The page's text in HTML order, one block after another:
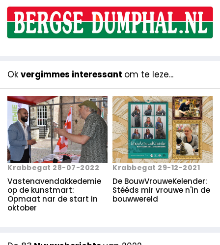
Ok vergimmes interessant om te leze...
Krabbegat 28-07-2022
Vastenavend­akkedemie
op de kunstmart:
Opmaat nar de start in
oktober
Krabbegat 29-12-2021
De BouwVrouweKelender:
Stééds mir vrouwe n'in de
bouwwereld